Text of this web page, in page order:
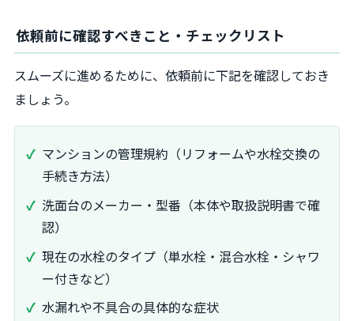
依頼前に確認すべきこと・チェックリスト
スムーズに進めるために、依頼前に下記を確認しておき
ましょう。
マンションの管理規約（リフォームや水栓交換の
手続き方法）
洗面台のメーカー・型番（本体や取扱説明書で確
認）
現在の水栓のタイプ（単水栓・混合水栓・シャワ
ー付きなど）
水漏れや不具合の具体的な症状